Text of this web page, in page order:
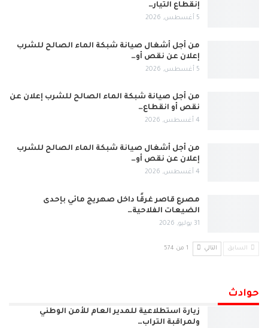
إنقطاع التيار…
5 أغسطس, 2026
من أجل أشغال صيانة شبكة الماء الصالح للشرب
إعلان عن نقص أو…
5 أغسطس, 2026
من أجل صيانة شبكة الماء الصالح للشرب إعلان عن
نقص أو انقطاع…
4 أغسطس, 2026
من أجل أشغال صيانة شبكة الماء الصالح للشرب
إعلان عن نقص أو…
4 أغسطس, 2026
مصرع قاصر غرقًا داخل صهريج مائي بإحدى
الضيعات الفلاحية…
31 يوليو, 2026
السابق التالي 1 من 574
حوادث
زيارة استطلاعية للمدير العام للأمن الوطني
ولمراقبة التراب…